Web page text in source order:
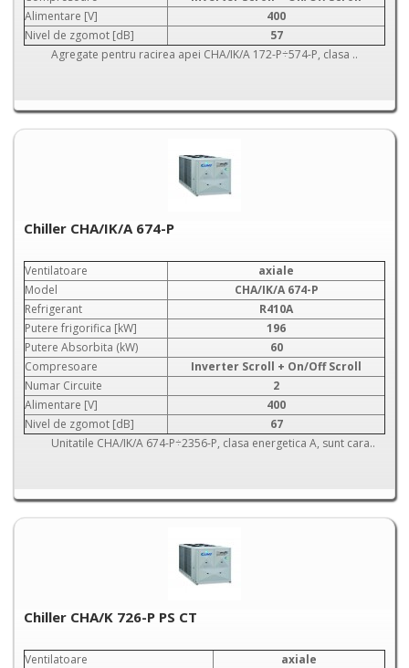
Alimentare [V]
400
Nivel de zgomot [dB]
57
Agregate pentru racirea apei CHA/IK/A 172-P÷574-P, clasa ..
Chiller CHA/IK/A 674-P
Ventilatoare
axiale
Model
CHA/IK/A 674-P
Refrigerant
R410A
Putere frigorifica [kW]
196
Putere Absorbita (kW)
60
Compresoare
Inverter Scroll + On/Off Scroll
Numar Circuite
2
Alimentare [V]
400
Nivel de zgomot [dB]
67
Unitatile CHA/IK/A 674-P÷2356-P, clasa energetica A, sunt cara..
Chiller CHA/K 726-P PS CT
Ventilatoare
axiale